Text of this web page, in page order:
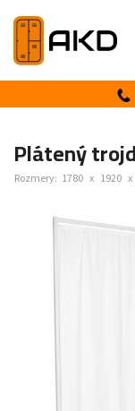
Plátený
Rozmery: 1780 x 1920 x